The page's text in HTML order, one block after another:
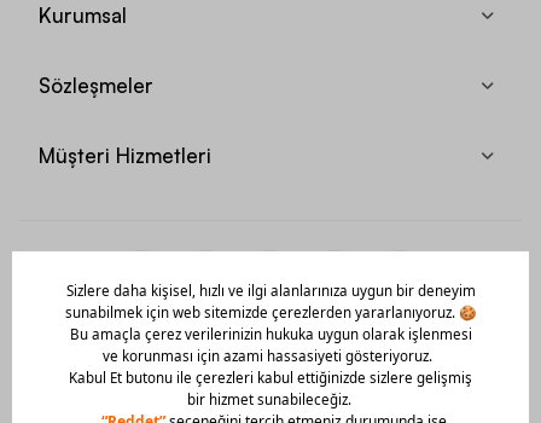
Kurumsal
Sözleşmeler
Müşteri Hizmetleri
Mobil Uygulamamızı Hemen İndir!